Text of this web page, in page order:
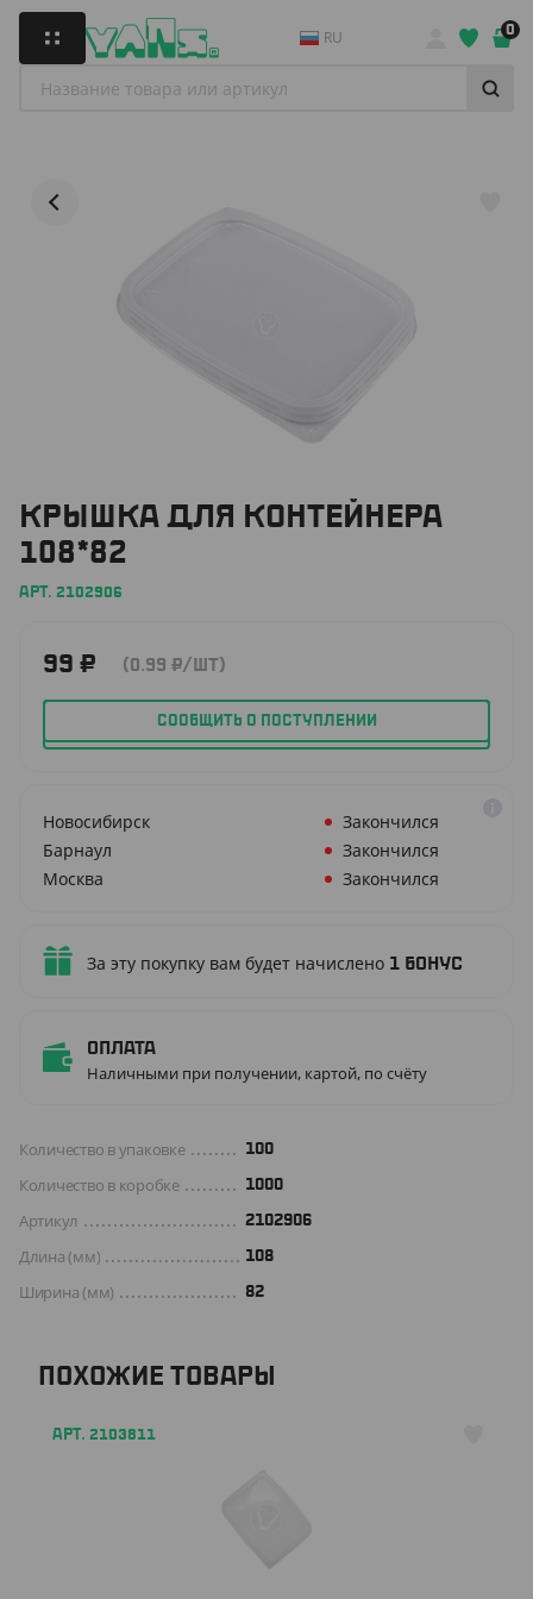
RU 0
КРЫШКА ДЛЯ КОНТЕЙНЕРА
108*82
АРТ. 2102906
99 ₽ (0.99 ₽/ШТ)
СООБЩИТЬ О ПОСТУПЛЕНИИ
Новосибирск
Закончился
Барнаул
Закончился
Москва
Закончился
За эту покупку вам будет начислено 1 бонус
Оплата
Наличными при получении, картой, по счёту
Количество в упаковке 100
Количество в коробке 1000
Артикул 2102906
Длина (мм) 108
Ширина (мм) 82
ПОХОЖИЕ ТОВАРЫ
АРТ. 2103811